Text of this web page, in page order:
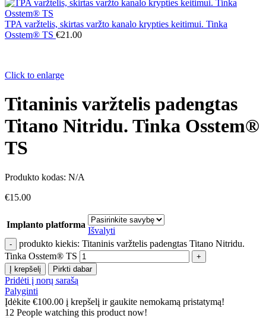
TPA varžtelis, skirtas varžto kanalo krypties keitimui. Tinka
Osstem® TS €21.00
Click to enlarge
Titaninis varžtelis padengtas
Titano Nitridu. Tinka Osstem®
TS
Produkto kodas: N/A
€15.00
Implanto platforma
Išvalyti
produkto kiekis: Titaninis varžtelis padengtas Titano Nitridu.
Tinka Osstem® TS
Į krepšelį Pirkti dabar
Pridėti į norų sarašą
Palyginti
Įdėkite €100.00 į krepšelį ir gaukite nemokamą pristatymą!
12 People watching this product now!